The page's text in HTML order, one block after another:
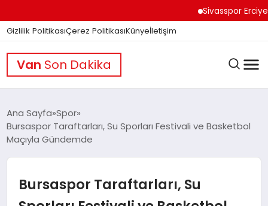
Sivasspor Erciyes
Gizlilik PolitikasıÇerez PolitikasıKünyeİletişim
Van Son Dakika
GÜNDEM
DÜNYA
Ana Sayfa Spor
Bursaspor Taraftarları, Su Sporları Festivali ve Basketbol
Maçıyla Gündemde
Bursaspor Taraftarları, Su